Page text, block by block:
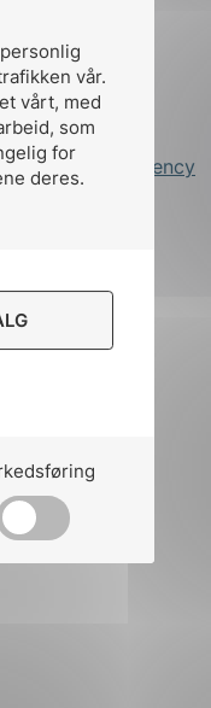
vår.
vårt, med
som
for
deres.
by Stem Agency